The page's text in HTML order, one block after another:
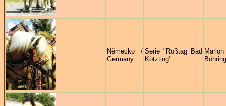
Německo /
Germany
Serie "Roßtag Bad
Kötzting"
Marion